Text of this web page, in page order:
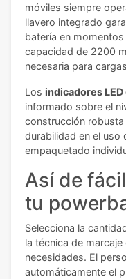
móviles siempre
llavero integrado
batería en
capacidad de 2200
necesaria para
Los indicadores
informado sobre el
construcción
durabilidad en el uso
empaquetado
Así de
tu
Selecciona la
la técnica de
necesidades. El
automáticamente el